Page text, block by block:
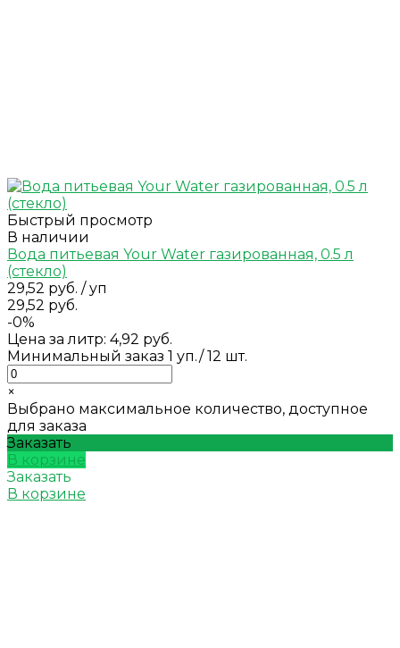
Быстрый просмотр
В наличии
Вода питьевая Your Water газированная, 0.5 л
(стекло)
29,52 руб. /уп
29,52 руб.
-0%
Цена за литр: 4,92 руб.
Минимальный заказ 1 уп./ 12 шт.
×
Выбрано максимальное количество, доступное
для заказа
Заказать
В корзине
Заказать
В корзине